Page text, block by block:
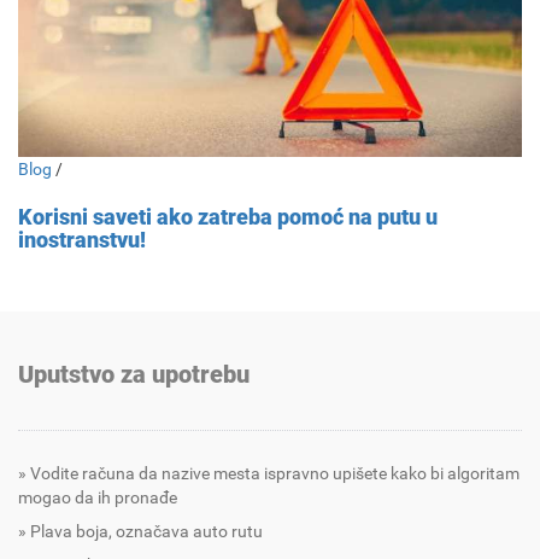
Blog /
Korisni saveti ako zatreba pomoć na putu u
inostranstvu!
Uputstvo za upotrebu
Vodite računa da nazive mesta ispravno upišete kako bi algoritam
mogao da ih pronađe
Plava boja, označava auto rutu